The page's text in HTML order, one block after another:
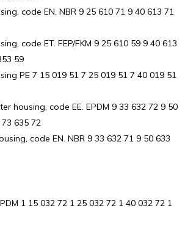
code EN. NBR 9 25 610 71 9 40 613 71
code ET. FEP/FKM 9 25 610 59 9 40 613
59
PE 7 15 019 51 7 25 019 51 7 40 019 51
housing, code EE. EPDM 9 33 632 72 9 50
635 72
code EN. NBR 9 33 632 71 9 50 633
1 15 032 72 1 25 032 72 1 40 032 72 1